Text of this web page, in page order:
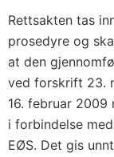
Rettsakten tas
prosedyre og
at den
ved forskrift 23.
16. februar
i forbindelse
EØS. Det gis